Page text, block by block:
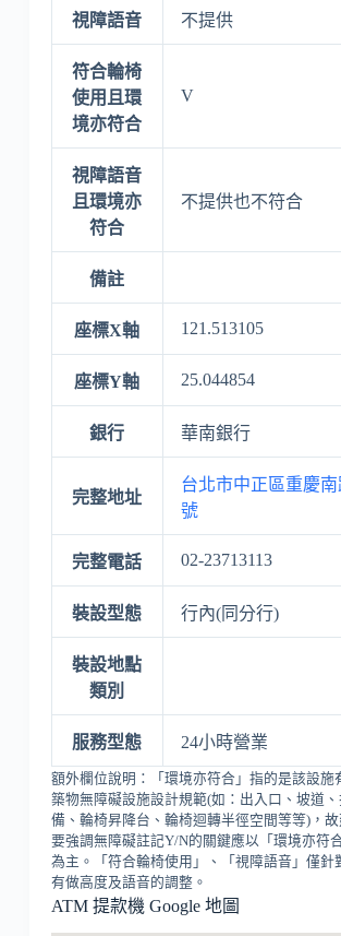
視障語音 不提供
符合輪椅
使用且環
境亦符合
V
視障語音
且環境亦
符合
不提供也不符合
備註
座標X軸 121.513105
座標Y軸 25.044854
銀行 華南銀行
完整地址
台北市中正區重慶
號
完整電話 02-23713113
裝設型態 行內(同分行)
裝設地點
類別
服務型態 24小時營業
額外欄位說明：「環境亦符合」指的是該設施
築物無障礙設施設計規範(如：出入口、坡道
備、輪椅昇降台、輪椅迴轉半徑空間等等)，
要強調無障礙註記Y/N的關鍵應以「環境亦符
為主。「符合輪椅使用」、「視障語音」僅針
有做高度及語音的調整。
ATM 提款機 Google 地圖